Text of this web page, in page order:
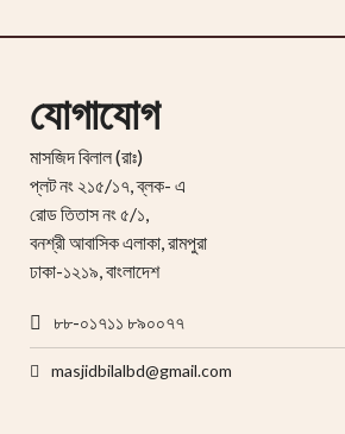
যোগাযোগ
মাসজিদ বিলাল (রাঃ)
প্লট নং ২১৫/১৭, ব্লক- এ
রোড তিতাস নং ৫/১,
বনশ্রী আবাসিক এলাকা, রামপুরা
ঢাকা-১২১৯, বাংলাদেশ
৮৮-০১৭১১ ৮৯০০৭৭
masjidbilalbd@gmail.com